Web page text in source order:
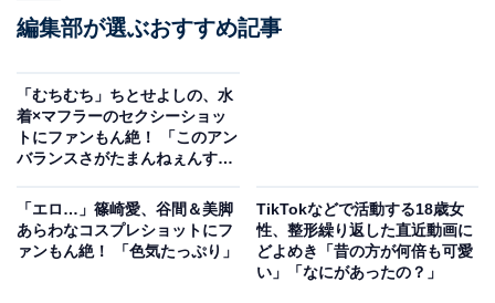
編集部が選ぶおすすめ記事
「むちむち」ちとせよしの、水
着×マフラーのセクシーショッ
トにファンもん絶！ 「このアン
バランスさがたまんねぇんす
「エロ…」篠崎愛、谷間＆美脚
あらわなコスプレショットにフ
ァンもん絶！ 「色気たっぷり」
TikTokなどで活動する18歳女
性、整形繰り返した直近動画に
どよめき「昔の方が何倍も可愛
い」「なにがあったの？」